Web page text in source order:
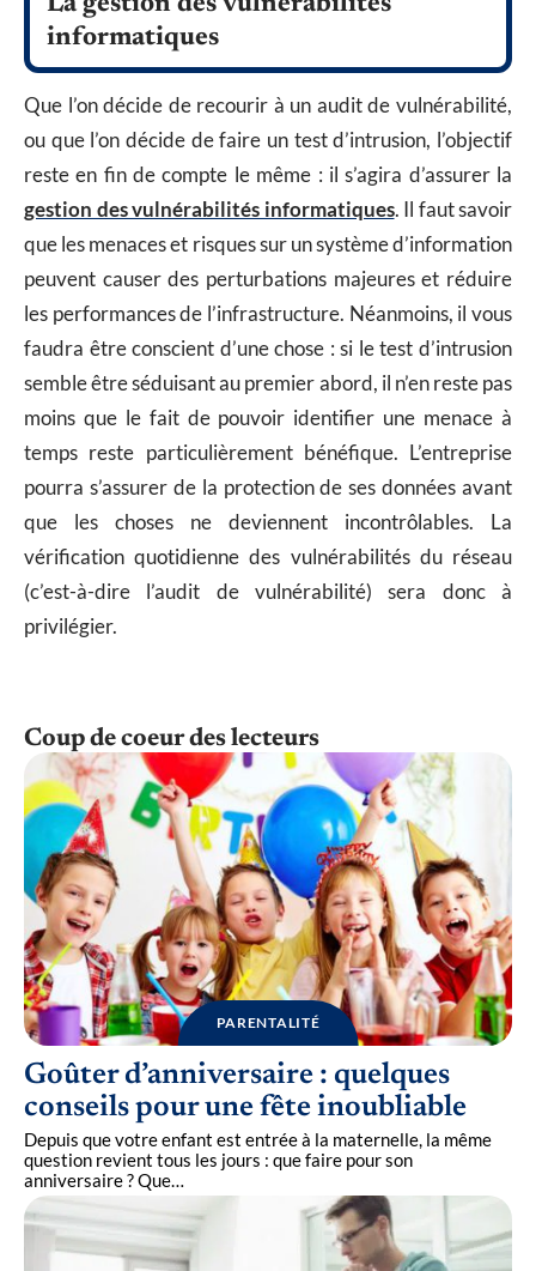
La gestion des vulnérabilités
informatiques
Que l’on décide de recourir à un audit de vulnérabilité,
ou que l’on décide de faire un test d’intrusion, l’objectif
reste en fin de compte le même : il s’agira d’assurer la
gestion des vulnérabilités informatiques. Il faut savoir
que les menaces et risques sur un système d’information
peuvent causer des perturbations majeures et réduire
les performances de l’infrastructure. Néanmoins, il vous
faudra être conscient d’une chose : si le test d’intrusion
semble être séduisant au premier abord, il n’en reste pas
moins que le fait de pouvoir identifier une menace à
temps reste particulièrement bénéfique. L’entreprise
pourra s’assurer de la protection de ses données avant
que les choses ne deviennent incontrôlables. La
vérification quotidienne des vulnérabilités du réseau
(c’est-à-dire l’audit de vulnérabilité) sera donc à
privilégier.
Coup de coeur des lecteurs
PARENTALITÉ
Goûter d’anniversaire : quelques
conseils pour une fête inoubliable
Depuis que votre enfant est entrée à la maternelle, la même
question revient tous les jours : que faire pour son
anniversaire ? Que…